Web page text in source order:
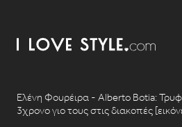
Ελένη Φουρέιρα - Alberto Botia:
3χρονο γιο τους στις διακοπές